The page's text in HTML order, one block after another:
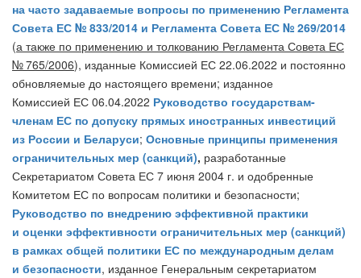
на часто задаваемые вопросы по применению Регламента
Совета ЕС № 833/2014 и Регламента Совета ЕС № 269/2014
(а также по применению и толкованию Регламента Совета ЕС
№ 765/2006), изданные Комиссией ЕС 22.06.2022 и постоянно
обновляемые до настоящего времени; изданное
Комиссией ЕС 06.04.2022 Руководство государствам-
членам ЕС по допуску прямых иностранных инвестиций
из России и Беларуси; Основные принципы применения
ограничительных мер (санкций), разработанные
Секретариатом Совета ЕС 7 июня 2004 г. и одобренные
Комитетом ЕС по вопросам политики и безопасности;
Руководство по внедрению эффективной практики
и оценки эффективности ограничительных мер (санкций)
в рамках общей политики ЕС по международным делам
и безопасности, изданное Генеральным секретариатом